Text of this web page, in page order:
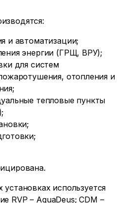
и автоматизации;
энергии (ГРЩ, ВРУ);
для систем
отопления и
тепловые пункты
используется
RVP – AquaDeus; CDM –